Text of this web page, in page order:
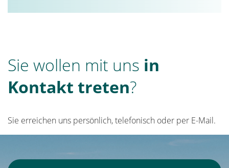
Sie wollen mit uns in
Kontakt treten?
Sie erreichen uns persönlich, telefonisch oder per E-Mail.